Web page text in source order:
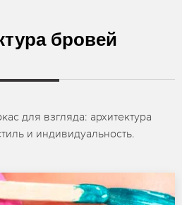
бровей
для взгляда: архитектура
и индивидуальность.